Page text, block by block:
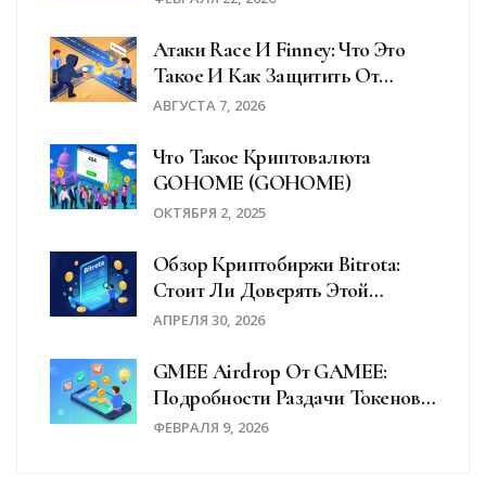
Атаки Race И Finney: Что Это
Такое И Как Защитить От
Двойных Трат
АВГУСТА 7, 2026
Что Такое Криптовалюта
GOHOME (GOHOME)
ОКТЯБРЯ 2, 2025
Обзор Криптобиржи Bitrota:
Стоит Ли Доверять Этой
Платформе В 2026 Году?
АПРЕЛЯ 30, 2026
GMEE Airdrop От GAMEE:
Подробности Раздачи Токенов
И Как Участвовать В WATCoin
ФЕВРАЛЯ 9, 2026